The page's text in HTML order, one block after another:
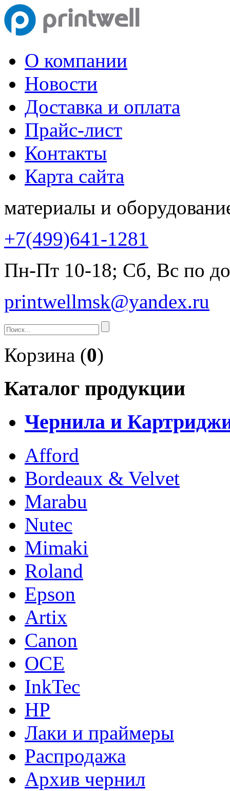
О компании
Новости
Доставка и оплата
Прайс-лист
Контакты
Карта сайта
материалы и
+7(499)641-1281
Пн-Пт 10-18; Сб, Вс по
printwellmsk@yandex.ru
Корзина (0)
Каталог продукции
Чернила и
Afford
Bordeaux & Velvet
Marabu
Nutec
Mimaki
Roland
Epson
Artix
Canon
OCE
InkTec
HP
Лаки и праймеры
Распродажа
Архив чернил